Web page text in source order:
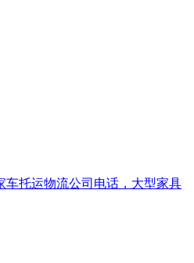
车托运物流公司电话，大型家具